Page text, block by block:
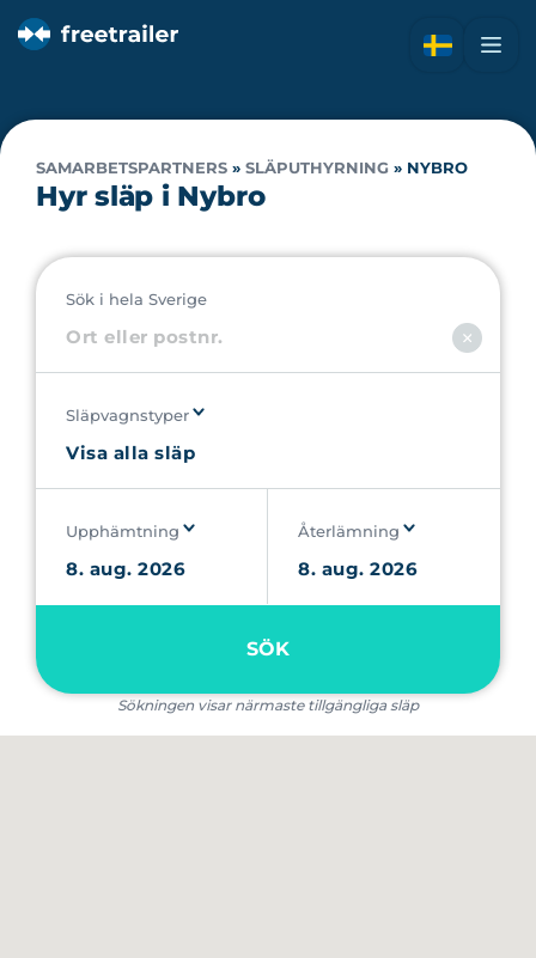
SAMARBETSPARTNERS » SLÄPUTHYRNING » NYBRO
Hyr släp i Nybro
Sök i hela Sverige
Släpvagnstyper
Upphämtning Återlämning
SÖK
Sökningen visar närmaste tillgängliga släp